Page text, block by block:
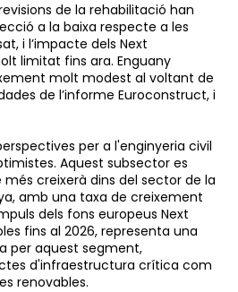
de la rehabilitació han
a la baixa respecte a les
i l’impacte dels Next
limitat fins ara. Enguany
molt modest al voltant de
dades de l’informe Euroconstruct, i
per a l'enginyeria civil
Aquest subsector es
creixerà dins del sector de la
amb una taxa de creixement
dels fons europeus Next
fins al 2026, representa una
per aquest segment,
d'infraestructura crítica com
renovables.